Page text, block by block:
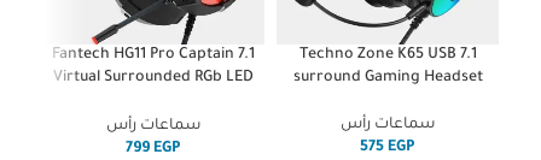
Techno Zone K65 USB 7.1
surround Gaming Headset
سماعات رأس
EGP
Fantech HG11 Pro Captain 7.1
Virtual Surrounded RGb LED
سماعات رأس
EGP